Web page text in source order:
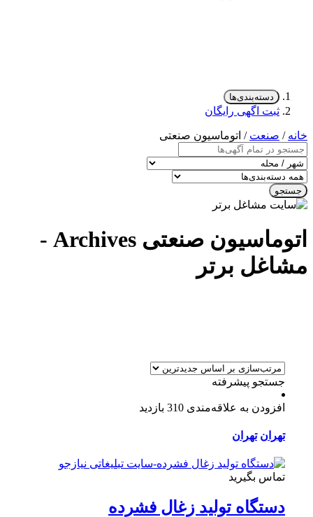
دسته‌بندی‌ها
ثبت اگهی رایگان
خانه / صنعت / اتوماسیون صنعتی
جستجو
اتوماسیون صنعتی Archives -
مشاغل برتر
جستجو پیشرفته
افزودن به علاقه‌مندی 310 بازدید
تهران تهران
تماس بگیرید
دستگاه تولید زغال فشرده